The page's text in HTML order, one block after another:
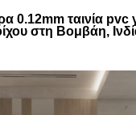
0.12mm ταινία pvc
στη Βομβάη,